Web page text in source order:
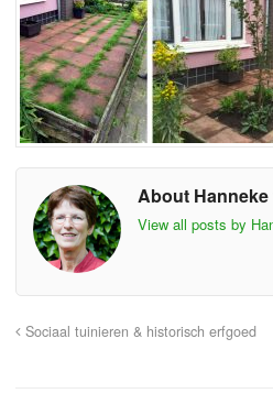
About Hanneke
View all posts by
Sociaal tuinieren & historisch erfgoed